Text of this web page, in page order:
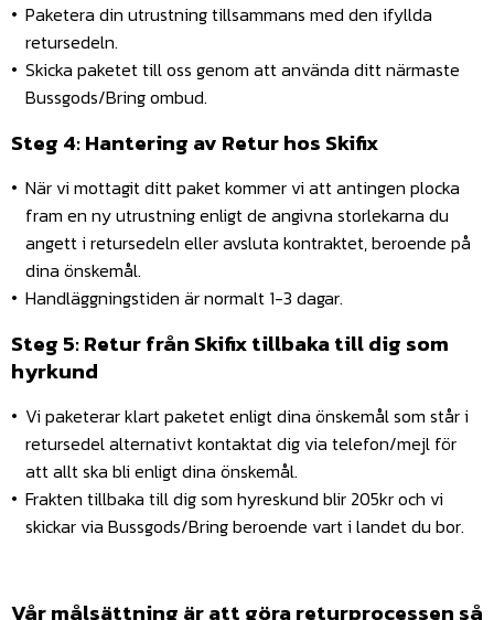
Paketera din utrustning tillsammans med den ifyllda
retursedeln.
Skicka paketet till oss genom att använda ditt närmaste
Bussgods/Bring ombud.
Steg 4:Hantering av Retur hos Skifix
När vi mottagit ditt paket kommer vi att antingen plocka
fram en ny utrustning enligt de angivna storlekarna du
angett i retursedeln eller avsluta kontraktet, beroende på
dina önskemål.
Handläggningstiden är normalt 1-3 dagar.
Steg 5: Retur från Skifix tillbaka till dig som
hyrkund
Vi paketerar klart paketet enligt dina önskemål som står i
retursedel alternativt kontaktat dig via telefon/mejl för
att allt ska bli enligt dina önskemål.
Frakten tillbaka till dig som hyreskund blir 205kr och vi
skickar via Bussgods/Bring beroende vart i landet du bor.
Vår målsättning är att göra returprocessen så